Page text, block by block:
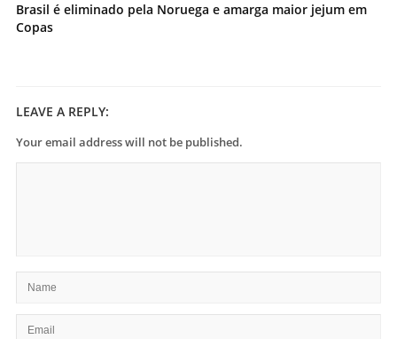
Brasil é eliminado pela Noruega e amarga maior jejum em
Copas
LEAVE A REPLY:
Your email address will not be published.